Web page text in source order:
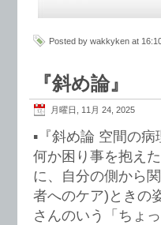
Posted by wakkyken at
『斜め論』
月曜日, 11月 24, 2025
▪️『斜め論 空間の病
何か困り事を抱え
に、自分の側から
者へのケア)ときの
さんのいう「ちょ